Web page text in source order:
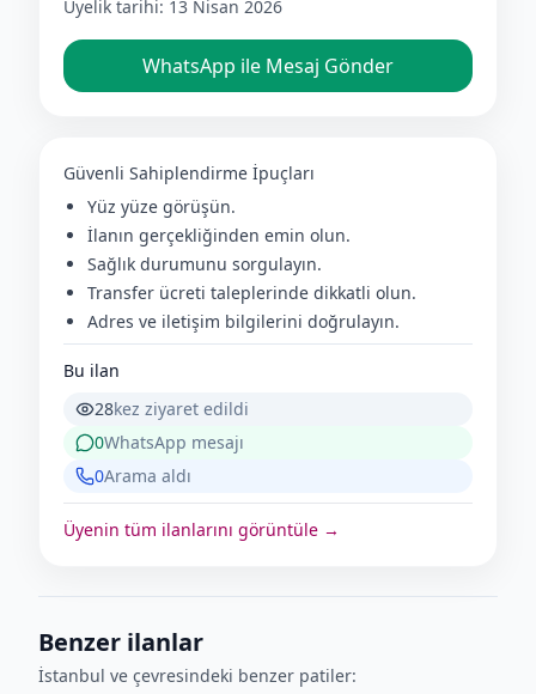
Üyelik tarihi: 13 Nisan 2026
WhatsApp ile Mesaj Gönder
Güvenli Sahiplendirme İpuçları
Yüz yüze görüşün.
İlanın gerçekliğinden emin olun.
Sağlık durumunu sorgulayın.
Transfer ücreti taleplerinde dikkatli olun.
Adres ve iletişim bilgilerini doğrulayın.
Bu ilan
28kez ziyaret edildi
0WhatsApp mesajı
0Arama aldı
Üyenin tüm ilanlarını görüntüle →
Benzer ilanlar
İstanbul ve çevresindeki benzer patiler: